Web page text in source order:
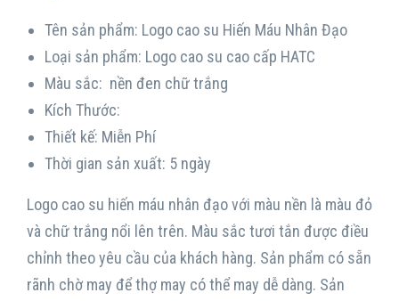
Tên sản phẩm: Logo cao su Hiến Máu Nhân Đạo
Loại sản phẩm: Logo cao su cao cấp HATC
Màu sắc: nền đen chữ trắng
Kích Thước:
Thiết kế: Miễn Phí
Thời gian sản xuất: 5 ngày
Logo cao su hiến máu nhân đạo với màu nền là màu đỏ
và chữ trắng nổi lên trên. Màu sắc tươi tắn được điều
chỉnh theo yêu cầu của khách hàng. Sản phẩm có sẵn
rãnh chờ may để thợ may có thể may dễ dàng. Sản